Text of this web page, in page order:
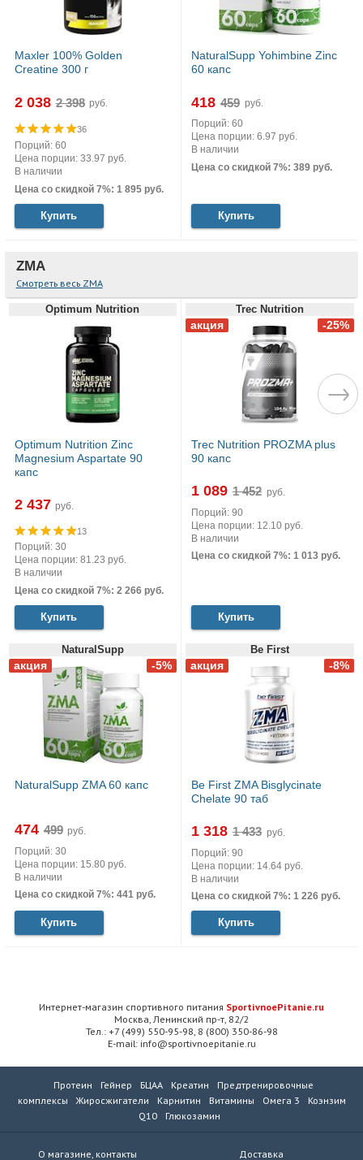
Maxler 100% Golden
Creatine 300 г
2 038 руб.
36
Порций: 60
Цена порции: 33.97 руб.
В наличии
Цена со скидкой 7%: 1 895 руб.
Купить
NaturalSupp Yohimbine Zinc
60 капс
418
руб.
Порций: 60
Цена порции: 6.97 руб.
В наличии
Цена со скидкой 7%: 389 руб.
Купить
ZMA
Смотреть весь ZMA
Optimum Nutrition
Optimum Nutrition Zinc
Magnesium Aspartate 90
капс
2 437 руб.
13
Порций: 30
Цена порции: 81.23 руб.
В наличии
Цена со скидкой 7%: 2 266 руб.
Купить
Trec Nutrition
Trec Nutrition PROZMA plus
90 капс
1 089
руб.
Порций: 90
Цена порции: 12.10 руб.
В наличии
Цена со скидкой 7%: 1 013 руб.
Купить
NaturalSupp
NaturalSupp ZMA 60 капс
474
руб.
Порций: 30
Цена порции: 15.80 руб.
В наличии
Цена со скидкой 7%: 441 руб.
Купить
Be First
Be First ZMA Bisglycinate
Chelate 90 таб
1 318
руб.
Порций: 90
Цена порции: 14.64 руб.
В наличии
Цена со скидкой 7%: 1 226 руб.
Купить
Интернет-магазин спортивного питания SportivnoePitanie.ru
Москва, Ленинский пр-т, 82/2
Тел.: +7 (499) 550-95-98, 8 (800) 350-86-98
E-mail: info@sportivnoepitanie.ru
Протеин Гейнер БЦАА Креатин
Предтренировочные
комплексы
Жиросжигатели Карнитин Витамины Омега 3
Коэнзим
Q10
Глюкозамин
О магазине, контакты Доставка